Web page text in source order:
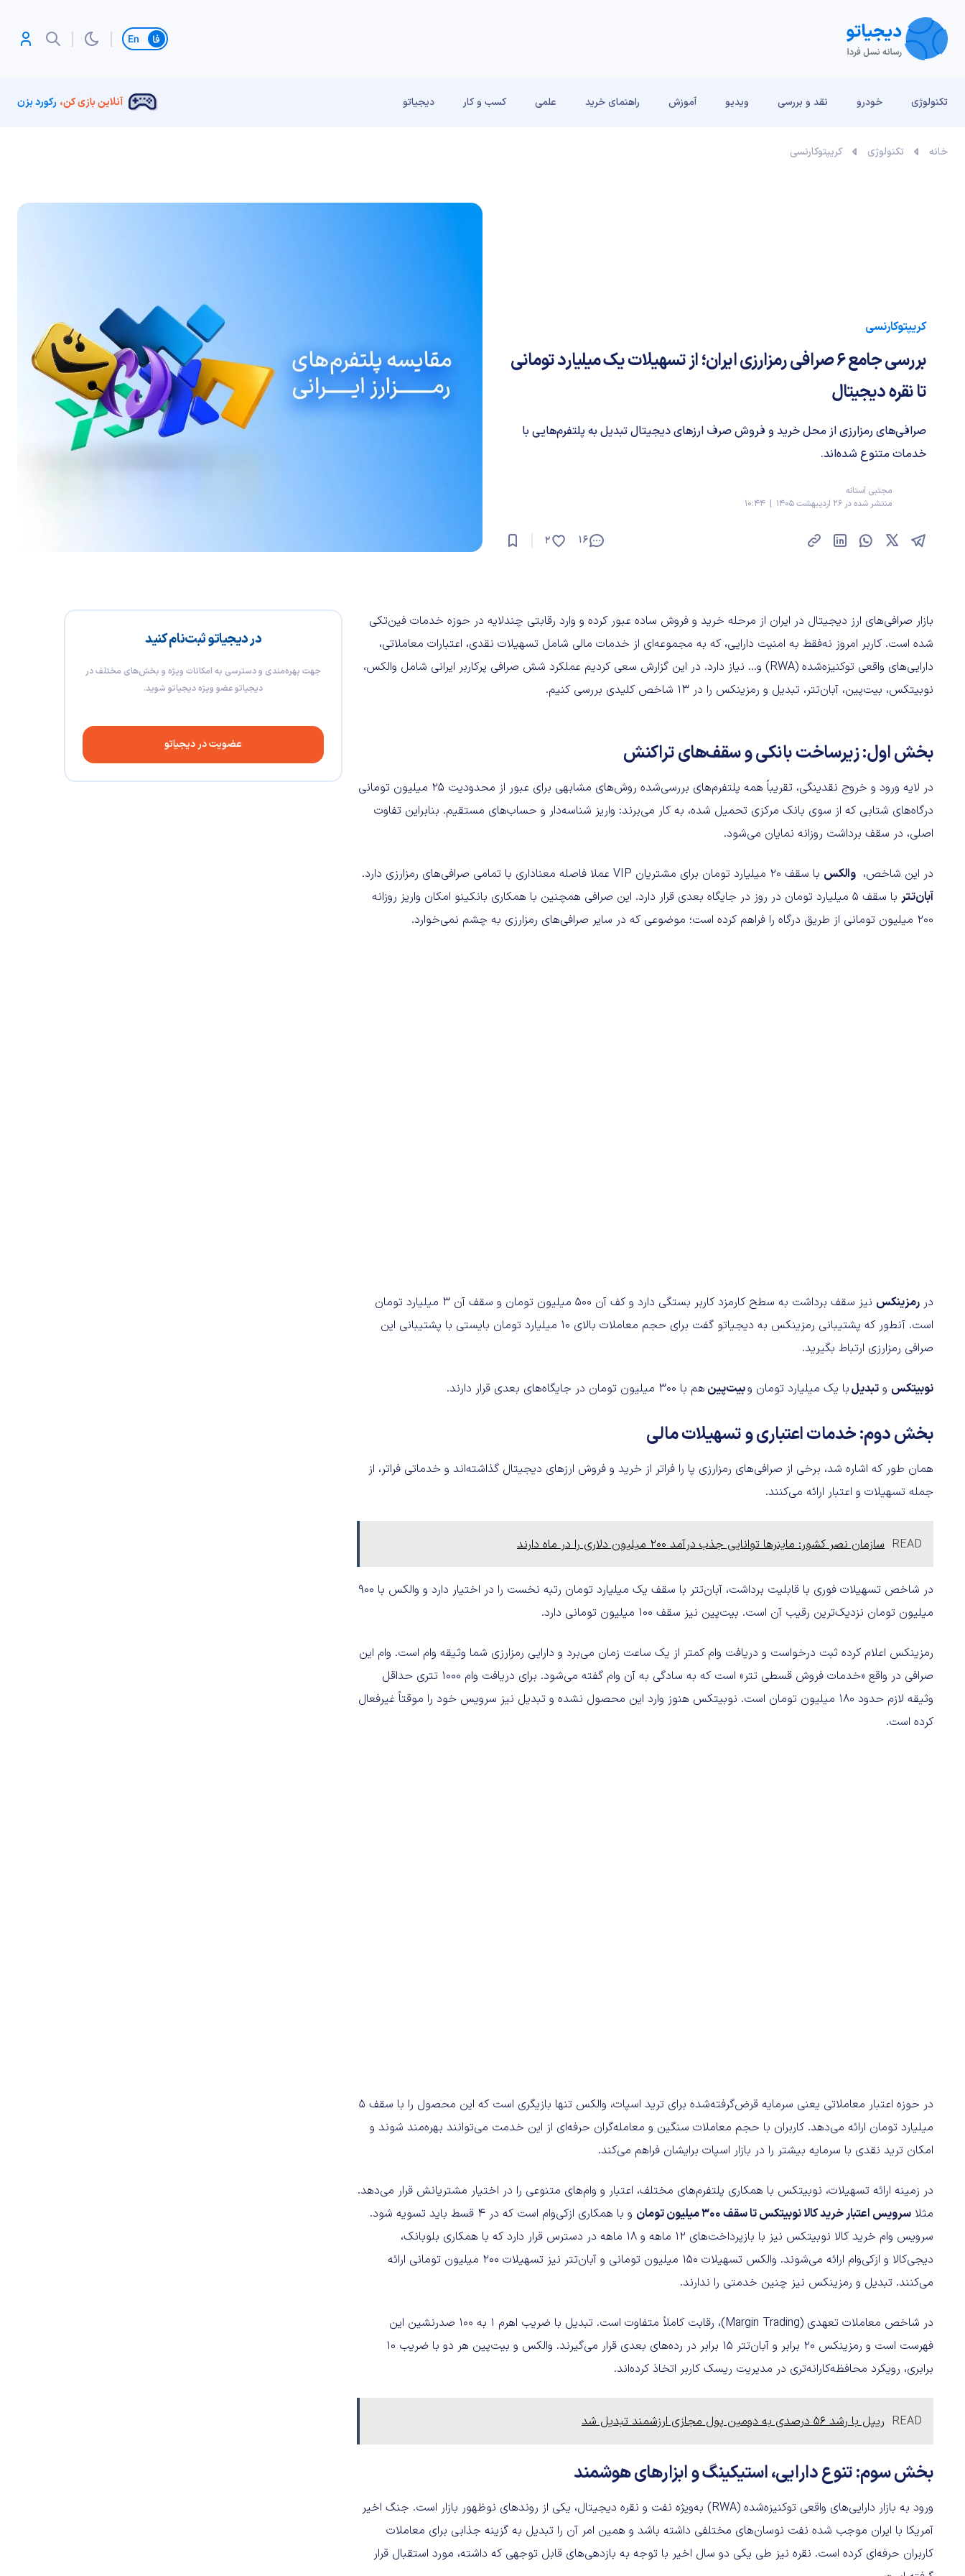
تغییر زبان
تکنولوژی خودرو نقد و بررسی‌ ویدیو آموزش راهنمای خرید علمی کسب و کار دیجیاتو آنلاین بازی کن، رکورد بزن
خانه تکنولوژی کریپتوکارنسی
کریپتوکارنسی
بررسی جامع ۶ صرافی رمزارزی ایران؛ از تسهیلات یک میلیارد تومانی
تا نقره دیجیتال
صرافی‌های رمزارزی از محل خرید و فروش صرف ارزهای دیجیتال تبدیل به پلتفرم‌هایی با
خدمات متنوع شده‌اند.
مجتبی آستانه
منتشر شده در 26 اردیبهشت 1405 | 10:44
16
2
در دیجیاتو ثبت‌نام کنید
جهت بهره‌مندی و دسترسی به امکانات ویژه و بخش‌های مختلف در
دیجیاتو عضو ویژه دیجیاتو شوید.
عضویت در دیجیاتو
بازار صرافی‌های ارز دیجیتال در ایران از مرحله خرید و فروش ساده عبور کرده و وارد رقابتی چندلایه در حوزه خدمات فین‌تکی
شده است. کاربر امروز نه‌فقط به امنیت دارایی، که به مجموعه‌ای از خدمات مالی شامل تسهیلات نقدی، اعتبارات معاملاتی،
دارایی‌های واقعی توکنیزه‌شده (RWA) و... نیاز دارد. در این گزارش سعی کردیم عملکرد شش صرافی پرکاربر ایرانی شامل والکس،
نوبیتکس، بیت‌پین، آبان‌تتر، تبدیل و رمزینکس را در ۱۳ شاخص کلیدی بررسی کنیم.
بخش اول: زیرساخت بانکی و سقف‌های تراکنش
در لایه ورود و خروج نقدینگی، تقریباً همه پلتفرم‌های بررسی‌شده روش‌های مشابهی برای عبور از محدودیت ۲۵ میلیون تومانی
درگاه‌های شتابی که از سوی بانک مرکزی تحمیل شده، به کار می‌برند: واریز شناسه‌دار و حساب‌های مستقیم. بنابراین تفاوت
اصلی، در سقف برداشت روزانه نمایان می‌شود.
در این شاخص، والکس با سقف ۲۰ میلیارد تومان برای مشتریان VIP عملا فاصله معناداری با تمامی صرافی‌های رمزارزی دارد.
آبان‌تتر
با سقف 5 میلیارد تومان در روز در جایگاه بعدی قرار دارد. این صرافی همچنین با همکاری بانکینو امکان واریز روزانه
200 میلیون تومانی از طریق درگاه را فراهم کرده است؛ موضوعی که در سایر صرافی‌های رمزارزی به چشم نمی‌خوارد.
در رمزینکس
نیز سقف برداشت به سطح کارمزد کاربر بستگی دارد و کف آن 500 میلیون تومان و سقف آن 3 میلیارد تومان
است. آنطور که پشتیبانی رمزینکس به دیجیاتو گفت برای حجم معاملات بالای 10 میلیارد تومان بایستی با پشتیبانی این
صرافی رمزارزی ارتباط بگیرید.
نوبیتکس و تبدیلبا یک میلیارد تومان وبیت‌پین هم با 300 میلیون تومان در جایگاه‌های بعدی قرار دارند.
بخش دوم: خدمات اعتباری و تسهیلات مالی
همان طور که اشاره شد،‌ برخی از صرافی‌های رمزارزی پا را فراتر از خرید و فروش ارزهای دیجیتال گذاشته‌اند و خدماتی فراتر، از
جمله تسهیلات و اعتبار ارائه می‌کنند.
READ سازمان نصر کشور: ماینرها توانایی جذب درآمد ۲۰۰ میلیون دلاری را در ماه دارند
در شاخص تسهیلات فوری با قابلیت برداشت، آبان‌تتر با سقف یک میلیارد تومان رتبه نخست را در اختیار دارد و والکس با ۹۰۰
میلیون تومان نزدیک‌ترین رقیب آن است. بیت‌پین نیز سقف ۱۰۰ میلیون تومانی دارد.
رمزینکس اعلام کرده ثبت درخواست و دریافت وام کمتر از یک ساعت زمان می‌برد و دارایی رمزارزی شما وثیقه وام است. وام این
صرافی در واقع «خدمات فروش قسطی تتر» است که به سادگی به آن وام گفته می‌شود. برای دریافت وام 1000 تتری حداقل
وثیقه لازم حدود 180 میلیون تومان است. نوبیتکس هنوز وارد این محصول نشده‌ و تبدیل نیز سرویس خود را موقتاً غیرفعال
کرده است.
در حوزه اعتبار معاملاتی یعنی سرمایه قرض‌گرفته‌شده برای ترید اسپات، والکس تنها بازیگری است که این محصول را با سقف ۵
میلیارد تومان ارائه می‌دهد. کاربران با حجم معاملات سنگین و معامله‌گران حرفه‌ای از این خدمت می‌توانند بهره‌مند شوند و
امکان ترید نقدی با سرمایه بیشتر را در بازار اسپات برایشان فراهم می‌کند.
در زمینه ارائه تسهیلات، نوبیتکس با همکاری پلتفرم‌های مختلف، اعتبار و وام‌های متنوعی را در اختیار مشتریانش قرار می‌دهد.
مثلا سرویس اعتبار خرید کالا نوبیتکس تا سقف 300 میلیون تومان
و با همکاری ازکی‌وام است که در 4 قسط باید تسویه شود.
سرویس وام خرید کالا نوبیتکس نیز با بازپرداخت‌های 12 ماهه و 18 ماهه در دسترس قرار دارد که با همکاری بلوبانک،
دیجی‌کالا و ازکی‌وام ارائه می‌شوند. والکس تسهیلات 150 میلیون تومانی و آبان‌تتر نیز تسهیلات 200 میلیون تومانی ارائه
می‌کنند. تبدیل و رمزینکس نیز چنین خدمتی را ندارند.
در شاخص معاملات تعهدی (Margin Trading)، رقابت کاملاً متفاوت است. تبدیل با ضریب اهرم ۱ به ۱۰۰ صدرنشین این
فهرست است و رمزینکس ۲۰ برابر و آبان‌تتر ۱۵ برابر در رده‌های بعدی قرار می‌گیرند. والکس و بیت‌پین هر دو با ضریب ۱۰
برابری، رویکرد محافظه‌کارانه‌تری در مدیریت ریسک کاربر اتخاذ کرده‌اند.
READ ریپل با رشد 56 درصدی به دومین پول مجازی ارزشمند تبدیل شد
بخش سوم: تنوع دارایی، استیکینگ و ابزارهای هوشمند
ورود به بازار دارایی‌های واقعی توکنیزه‌شده (RWA) به‌ویژه نفت و نقره دیجیتال، یکی از روندهای نوظهور بازار است. جنگ اخیر
آمریکا با ایران موجب شده نفت نوسان‌های مختلفی داشته باشد و همین امر آن را تبدیل به گزینه جذابی برای معاملات
کاربران حرفه‌ای کرده است. نقره نیز طی یکی دو سال اخیر با توجه به بازدهی‌های قابل توجهی که داشته، مورد استقبال قرار